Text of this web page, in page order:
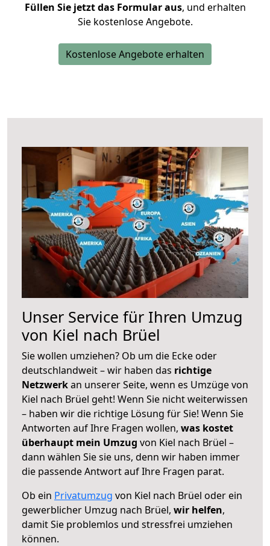
Füllen Sie jetzt das Formular aus, und erhalten
Sie kostenlose Angebote.
Kostenlose Angebote erhalten
Unser Service für Ihren Umzug
von Kiel nach Brüel
Sie wollen umziehen? Ob um die Ecke oder
deutschlandweit – wir haben das richtige
Netzwerkan unserer Seite, wenn es Umzüge von
Kiel nach Brüel geht! Wenn Sie nicht weiterwissen
– haben wir die richtige Lösung für Sie! Wenn Sie
Antworten auf Ihre Fragen wollen, was kostet
überhaupt mein Umzug von Kiel nach Brüel –
dann wählen Sie sie uns, denn wir haben immer
die passende Antwort auf Ihre Fragen parat.
Ob ein Privatumzug von Kiel nach Brüel oder ein
gewerblicher Umzug nach Brüel, wir helfen,
damit Sie problemlos und stressfrei umziehen
können.